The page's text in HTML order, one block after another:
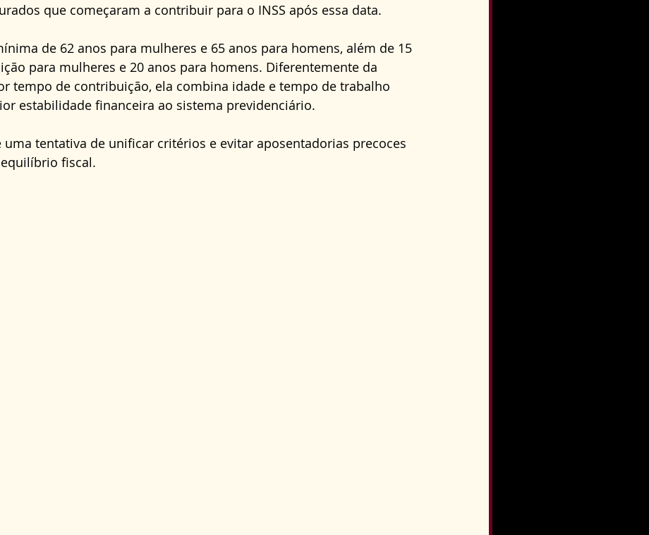
que começaram a contribuir para o INSS após essa data.
de 62 anos para mulheres e 65 anos para homens, além de 15
para mulheres e 20 anos para homens. Diferentemente da
tempo de contribuição, ela combina idade e tempo de trabalho
estabilidade financeira ao sistema previdenciário.
uma tentativa de unificar critérios e evitar aposentadorias precoces
fiscal.